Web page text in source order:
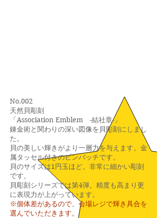
No.002
天然貝彫刻
「Association Emblem -結社章-」
錬金術と関わりの深い図像を貝彫刻にしまし
た。
貝の美しい輝きがより一層力を与えます。金
属タッセル付きのピンバッチです。
貝のサイズは1円玉ほど。非常に細かい彫刻
です。
​貝彫刻シリーズでは第4弾。精度も高まり更
に表現力が上がっています。
※個体差があるので、会場レジで輝き具合を
選んでいただきます。